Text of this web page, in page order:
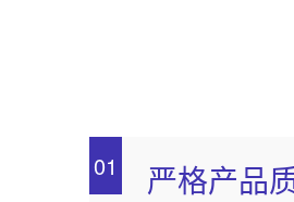
01 严格产品